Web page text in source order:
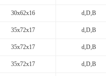
30x62x16 d,D,B
35x72x17 d,D,B
35x72x17 d,D,B
35x72x17 d,D,B